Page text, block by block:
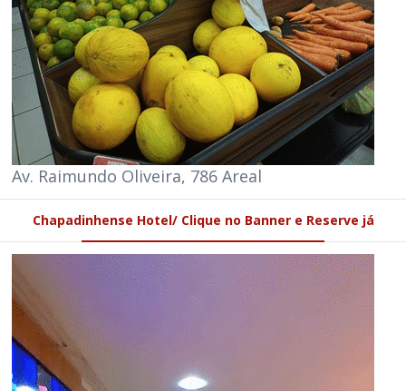
Av. Raimundo Oliveira, 786 Areal
Chapadinhense Hotel/ Clique no Banner e Reserve já